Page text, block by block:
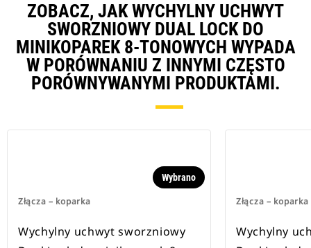
ZOBACZ, JAK WYCHYLNY UCHWYT
SWORZNIOWY DUAL LOCK DO
MINIKOPAREK 8-TONOWYCH WYPADA
W PORÓWNANIU Z INNYMI CZĘSTO
PORÓWNYWANYMI PRODUKTAMI.
Złącza – koparka
Wybrano
Wychylny uchwyt sworzniowy
Złącza – koparka
Wychylny